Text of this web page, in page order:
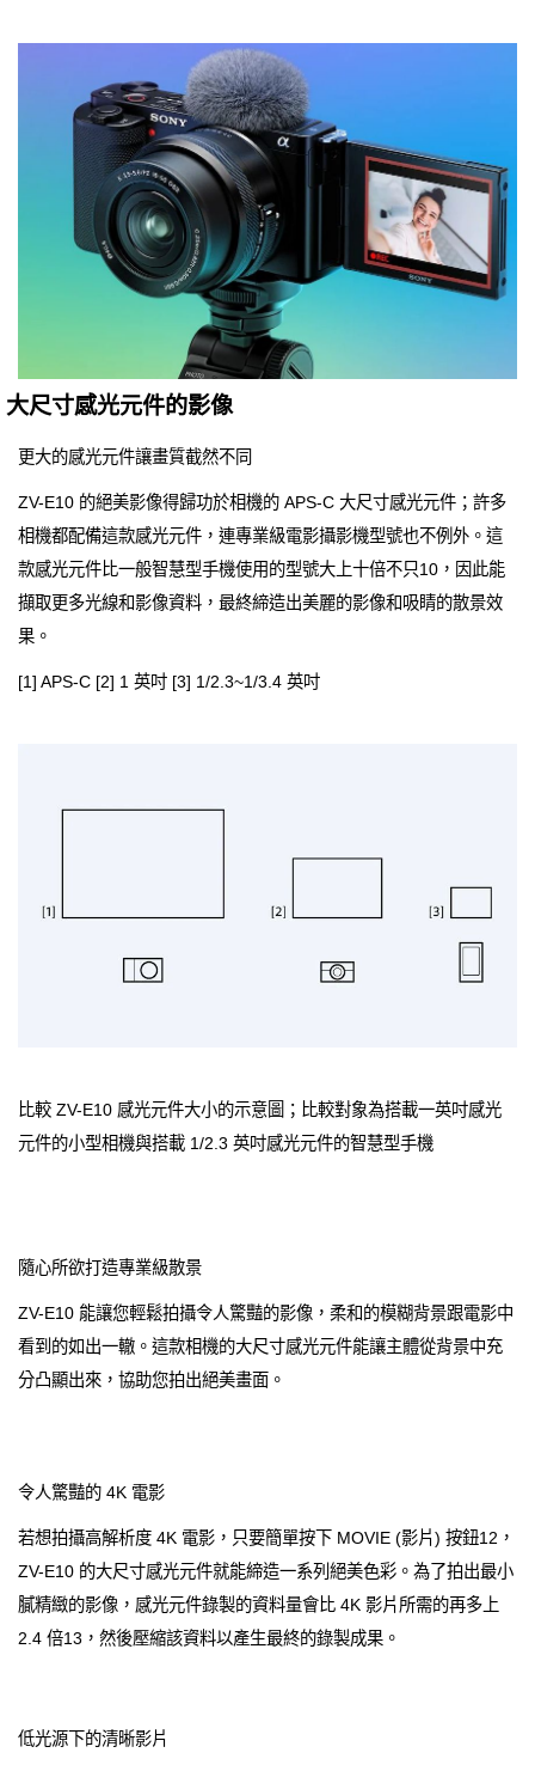
大尺寸感光元件的影像
更大的感光元件讓畫質截然不同
ZV-E10 的絕美影像得歸功於相機的 APS-C 大尺寸感光元件；許多
相機都配備這款感光元件，連專業級電影攝影機型號也不例外。這
款感光元件比一般智慧型手機使用的型號大上十倍不只10，因此能
擷取更多光線和影像資料，最終締造出美麗的影像和吸睛的散景效
果。
[1] APS-C [2] 1 英吋 [3] 1/2.3~1/3.4 英吋
比較 ZV-E10 感光元件大小的示意圖；比較對象為搭載一英吋感光
元件的小型相機與搭載 1/2.3 英吋感光元件的智慧型手機
隨心所欲打造專業級散景
ZV-E10 能讓您輕鬆拍攝令人驚豔的影像，柔和的模糊背景跟電影中
看到的如出一轍。這款相機的大尺寸感光元件能讓主體從背景中充
分凸顯出來，協助您拍出絕美畫面。
令人驚豔的 4K 電影
若想拍攝高解析度 4K 電影，只要簡單按下 MOVIE (影片) 按鈕12，
ZV-E10 的大尺寸感光元件就能締造一系列絕美色彩。為了拍出最小
膩精緻的影像，感光元件錄製的資料量會比 4K 影片所需的再多上
2.4 倍13，然後壓縮該資料以產生最終的錄製成果。
低光源下的清晰影片